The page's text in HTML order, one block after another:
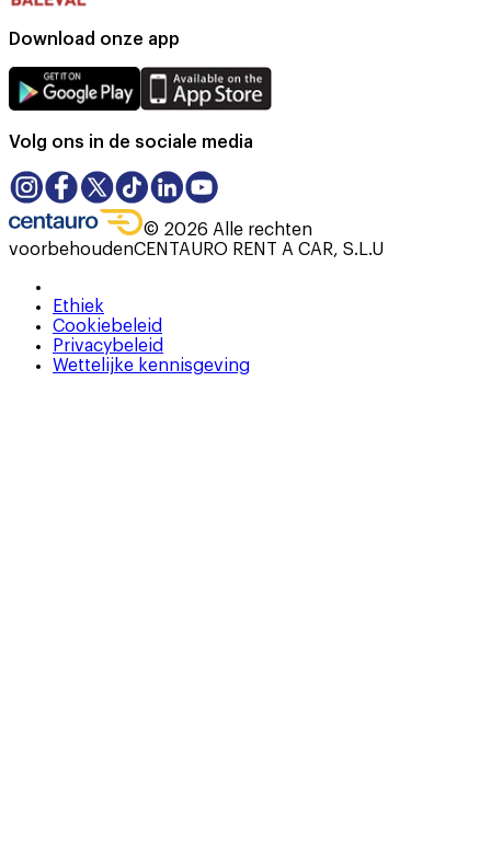
Download onze app
Volg ons in de sociale media
© 2026 Alle rechten
voorbehoudenCENTAURO RENT A CAR, S.L.U
Ethiek
Cookiebeleid
Privacybeleid
Wettelijke kennisgeving